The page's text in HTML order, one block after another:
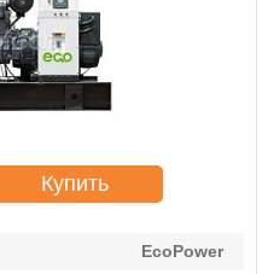
Купить
EcoPower